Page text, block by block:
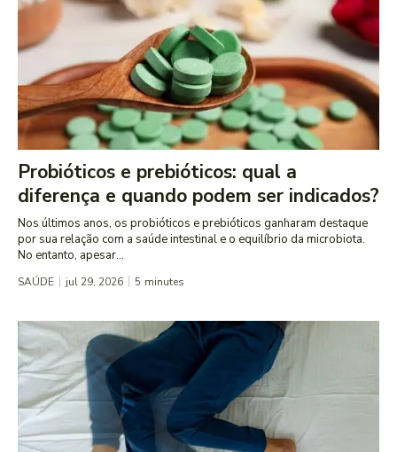
Probióticos e prebióticos: qual a
diferença e quando podem ser indicados?
Nos últimos anos, os probióticos e prebióticos ganharam destaque
por sua relação com a saúde intestinal e o equilíbrio da microbiota.
No entanto, apesar...
SAÚDE jul 29, 2026 5 minutes